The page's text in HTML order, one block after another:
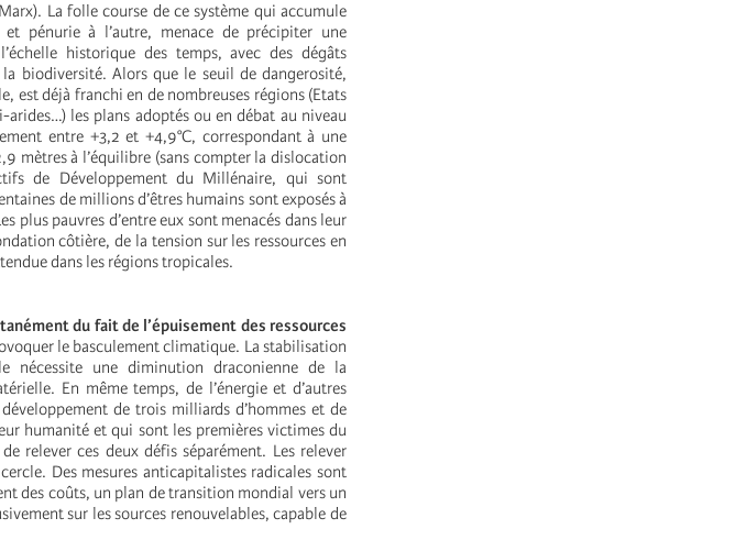
La folle course de ce système qui accumule
pénurie à l’autre, menace de précipiter une
historique des temps, avec des dégâts
biodiversité. Alors que le seuil de dangerosité,
est déjà franchi en de nombreuses régions (Etats
les plans adoptés ou en débat au niveau
entre +3,2 et +4,9°C, correspondant à une
mètres à l’équilibre (sans compter la dislocation
de Développement du Millénaire, qui sont
de millions d’êtres humains sont exposés à
plus pauvres d’entre eux sont menacés dans leur
côtière, de la tension sur les ressources en
dans les régions tropicales.
du fait de l’épuisement des ressources
le basculement climatique. La stabilisation
nécessite une diminution draconienne de la
En même temps, de l’énergie et d’autres
de trois milliards d’hommes et de
humanité et qui sont les premières victimes du
relever ces deux défis séparément. Les relever
Des mesures anticapitalistes radicales sont
des coûts, un plan de transition mondial vers un
sur les sources renouvelables, capable de